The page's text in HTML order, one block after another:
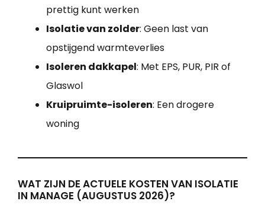
prettig kunt werken
Isolatie van zolder: Geen last van
opstijgend warmteverlies
Isoleren dakkapel: Met EPS, PUR, PIR of
Glaswol
Kruipruimte-isoleren: Een drogere
woning
WAT ZIJN DE ACTUELE KOSTEN VAN ISOLATIE
IN MANAGE (AUGUSTUS 2026)?